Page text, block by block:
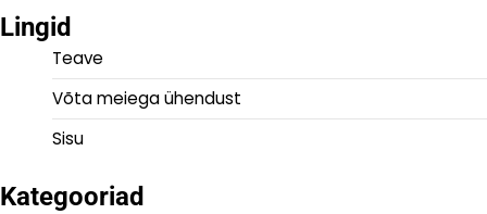
Lingid
Teave
Võta meiega ühendust
Sisu
Kategooriad